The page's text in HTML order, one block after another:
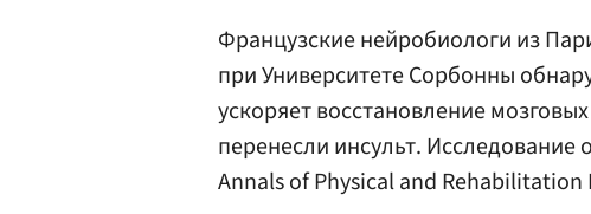
Французские нейробиологи из
при Университете Сорбонны
ускоряет восстановление
перенесли инсульт. Исследование
Annals of Physical and Rehabilitation